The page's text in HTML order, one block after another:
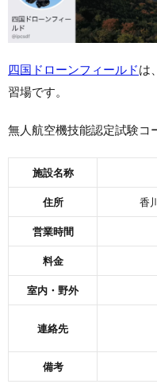
四国ドローンフィールドは
習場です。
無人航空機技能認定試験コ
施設名称
住所 香
営業時間
料金
室内・野外
連絡先
備考